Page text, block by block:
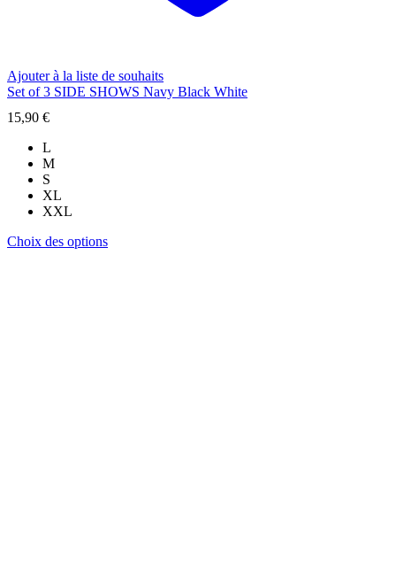
Ajouter à la liste de souhaits
Set of 3 SIDE SHOWS Navy Black White
15,90 €
L
M
S
XL
XXL
Choix des optionsCe